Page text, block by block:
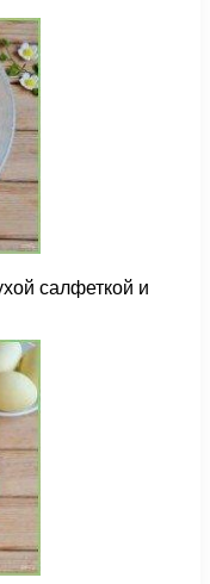
салфеткой и